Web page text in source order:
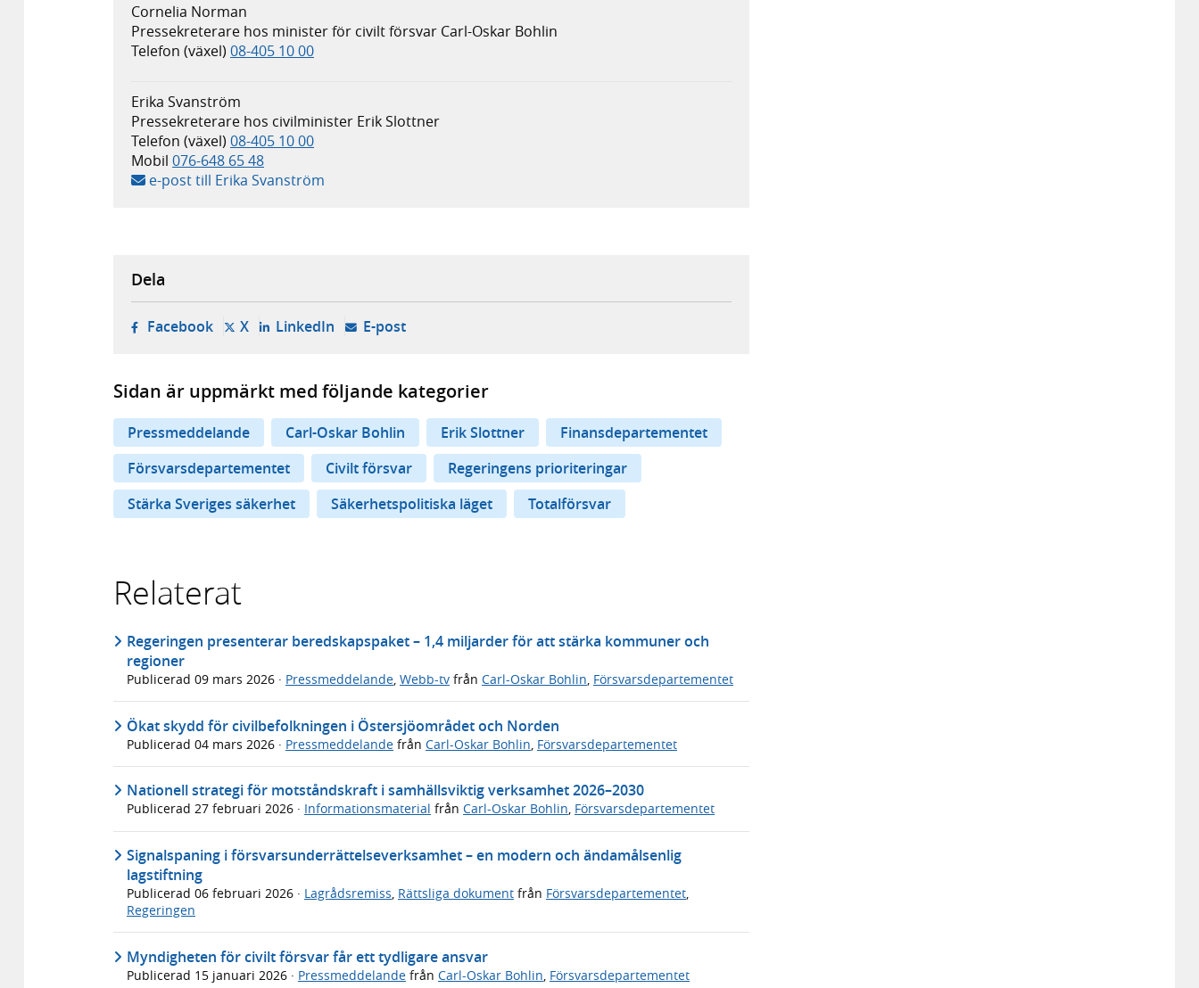
Cornelia Norman
Pressekreterare hos minister för civilt försvar Carl-Oskar Bohlin
Telefon (växel) 08-405 10 00
Erika Svanström
Pressekreterare hos civilminister Erik Slottner
Telefon (växel) 08-405 10 00
Mobil 076-648 65 48
e-post till Erika Svanström
Dela
Facebook- öppnas i ny flik, extern webbplats,
X- öppnas i ny flik, extern webbplats,
LinkedIn- öppnas i ny flik, extern webbplats,
E-post- öppnar din e-postklient,
Sidan är uppmärkt med följande kategorier
Pressmeddelande Carl-Oskar Bohlin Erik Slottner
Finansdepartementet
Försvarsdepartementet
Civilt försvar
Regeringens prioriteringar
Stärka Sveriges säkerhet
Säkerhetspolitiska läget Totalförsvar
Relaterat
Regeringen presenterar beredskapspaket – 1,4 miljarder för att stärka kommuner och
regioner
Publicerad 09 mars 2026 · Pressmeddelande, Webb-tv från Carl-Oskar Bohlin, Försvarsdepartementet
Ökat skydd för civilbefolkningen i Östersjöområdet och Norden
Publicerad 04 mars 2026 · Pressmeddelande från Carl-Oskar Bohlin Försvarsdepartementet
Nationell strategi för motståndskraft i samhällsviktig verksamhet 2026–2030
Publicerad 27 februari 2026 · Informationsmaterial från Carl-Oskar Bohlin, Försvarsdepartementet
Signalspaning i försvarsunderrättelseverksamhet – en modern och ändamålsenlig
lagstiftning
Publicerad 06 februari 2026 · Lagrådsremiss, Rättsliga dokument från Försvarsdepartementet,
Regeringen
Myndigheten för civilt försvar får ett tydligare ansvar
Publicerad 15 januari 2026 · Pressmeddelande från Carl-Oskar Bohlin Försvarsdepartementet